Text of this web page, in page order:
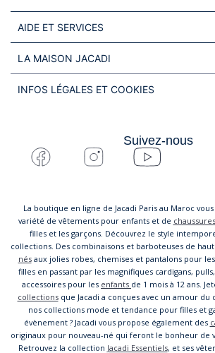
AIDE ET SERVICES
LA MAISON JACADI
INFOS LÉGALES ET COOKIES
Suivez-nous
La boutique en ligne de Jacadi Paris au Maroc
variété de vêtements pour enfants et de chaussures
filles et les garçons. Découvrez le style
collections. Des combinaisons et barboteuses de
nésaux jolies robes, chemises et pantalons pour les
filles en passant par les magnifiques cardigans,
accessoires pour les enfants de 1 mois à 12 ans.
collectionsque Jacadi a conçues avec un amour du
nos collections mode et tendance pour filles et
évènement ? Jacadi vous propose également des
originaux pour nouveau-né qui feront le bonheur de
Retrouvez la collection Jacadi Essentiels, et ses